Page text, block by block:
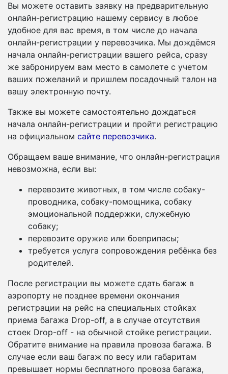
Вы можете оставить заявку на предварительную
онлайн-регистрацию нашему сервису в любое
удобное для вас время, в том числе до начала
онлайн-регистрации у перевозчика. Мы дождёмся
начала онлайн-регистрации вашего рейса, сразу
же забронируем вам место в самолете с учетом
ваших пожеланий и пришлем посадочный талон на
вашу электронную почту.
Также вы можете самостоятельно дождаться
начала онлайн-регистрации и пройти регистрацию
на официальном сайте перевозчика.
Обращаем ваше внимание, что онлайн-регистрация
невозможна, если вы:
перевозите животных, в том числе собаку-
проводника, собаку-помощника, собаку
эмоциональной поддержки, служебную
собаку;
перевозите оружие или боеприпасы;
требуется услуга сопровождения ребёнка без
родителей.
После регистрации вы можете сдать багаж в
аэропорту не позднее времени окончания
регистрации на рейс на специальных стойках
приема багажа Drop-off, а в случае отсутствия
стоек Drop-off - на обычной стойке регистрации.
Обратите внимание на правила провоза багажа. В
случае если ваш багаж по весу или габаритам
превышает нормы бесплатного провоза багажа,